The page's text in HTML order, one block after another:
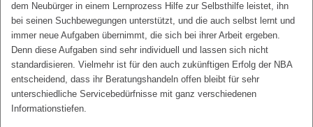
dem Neubürger in einem Lernprozess Hilfe zur Selbsthilfe leistet, ihn
bei seinen Suchbewegungen unterstützt, und die auch selbst lernt und
immer neue Aufgaben übernimmt, die sich bei ihrer Arbeit ergeben.
Denn diese Aufgaben sind sehr individuell und lassen sich nicht
standardisieren. Vielmehr ist für den auch zukünftigen Erfolg der NBA
entscheidend, dass ihr Beratungshandeln offen bleibt für sehr
unterschiedliche Servicebedürfnisse mit ganz verschiedenen
Informationstiefen.